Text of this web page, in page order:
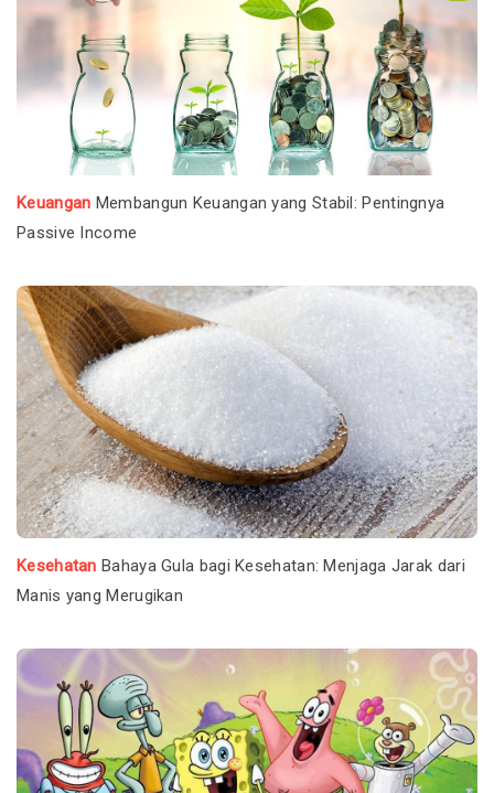
Keuangan Membangun Keuangan yang Stabil: Pentingnya
Passive Income
Kesehatan Bahaya Gula bagi Kesehatan: Menjaga Jarak dari
Manis yang Merugikan